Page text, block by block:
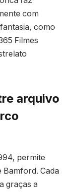
com
como
Filmes
arquivo
permite
Cada
graças a